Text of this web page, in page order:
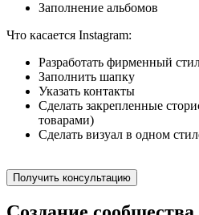
Заполнение альбомов
Что касается Instagram:
Разработать фирменный
Заполнить шапку
Указать контакты
Сделать закрепленные
товарами)
Сделать визуал в одном
Получить консультацию